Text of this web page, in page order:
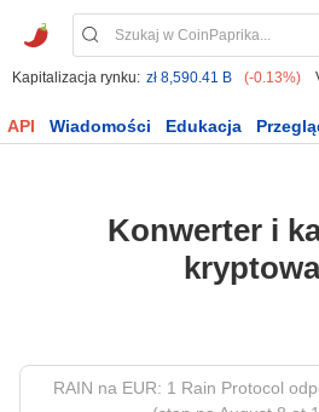
Kapitalizacja rynku: zł 8,590.41 B (-0.13%)
API Wiadomości Edukacja
Konwerter i
RAIN na EUR: 1 Rain Protocol